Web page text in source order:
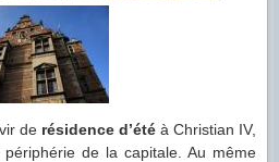
de résidence d’été à Christian IV,
de la capitale. Au même